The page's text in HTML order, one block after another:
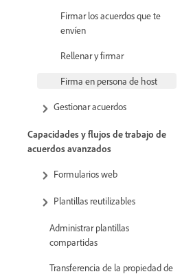
Firmar los acuerdos que te
envíen
Rellenar y firmar
Firma en persona de host
Gestionar acuerdos
Capacidades y flujos de trabajo de
acuerdos avanzados
Formularios web
Plantillas reutilizables
Administrar plantillas
compartidas
Transferencia de la propiedad de